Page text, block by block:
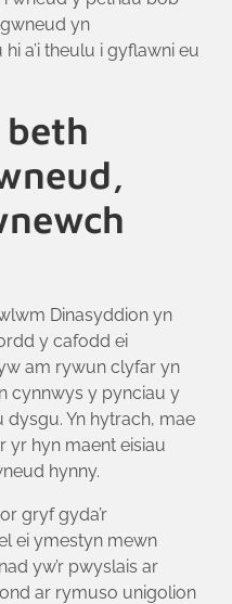
yn
a’i theulu i gyflawni eu
Dinasyddion yn
y cafodd ei
am rywun clyfar yn
cynnwys y pynciau y
Yn hytrach, mae
yr hyn maent eisiau
hynny.
gryf gyda’r
ei ymestyn mewn
yw’r pwyslais ar
ar rymuso unigolion